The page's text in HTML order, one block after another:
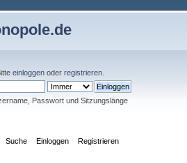
einloggen oderregistrieren
Passwort und Sitzungslänge
Suche Einloggen Registrieren